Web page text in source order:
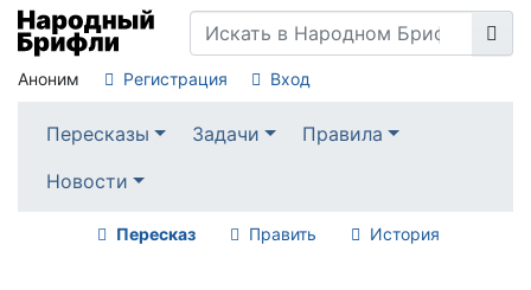
Аноним Регистрация Вход
Пересказы Задачи
Правила
Новости
Пересказ Править История